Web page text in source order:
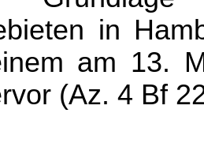
in
am 13.
(Az. 4 Bf